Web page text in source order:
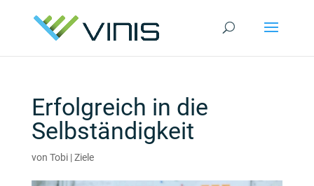
Erfolgreich in die
Selbständigkeit
von Tobi|Ziele